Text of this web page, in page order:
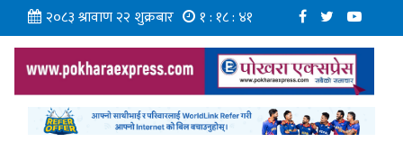
२०८३ श्रावाण २२ शुक्रबार १ : १८ : ४२